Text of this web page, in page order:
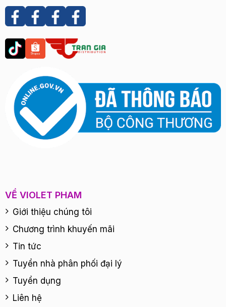
VỀ VIOLET PHAM
Giới thiệu chúng tôi
Chương trình khuyến mãi
Tin tức
Tuyển nhà phân phối đại lý
Tuyển dụng
Liên hệ